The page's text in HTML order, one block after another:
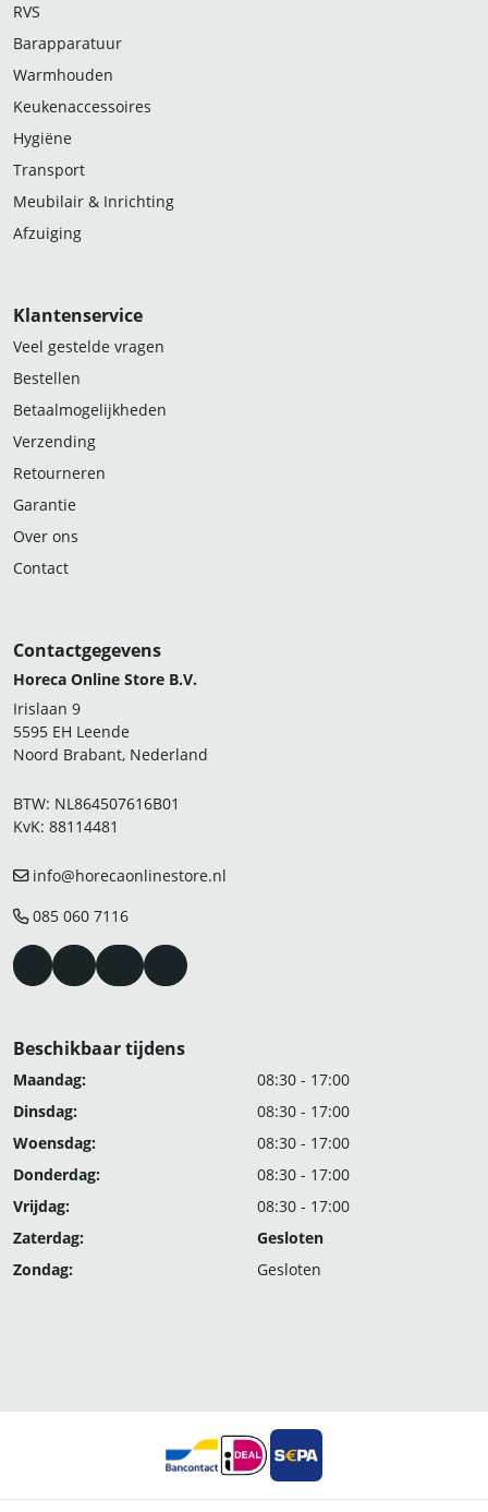
RVS
Barapparatuur
Warmhouden
Keukenaccessoires
Hygiëne
Transport
Meubilair & Inrichting
Afzuiging
Klantenservice
Veel gestelde vragen
Bestellen
Betaalmogelijkheden
Verzending
Retourneren
Garantie
Over ons
Contact
Contactgegevens
Horeca Online Store B.V.
Irislaan 9
5595 EH Leende
Noord Brabant, Nederland
BTW: NL864507616B01
KvK: 88114481
info@horecaonlinestore.nl
085 060 7116
Beschikbaar tijdens
Maandag:
08:30 - 17:00
Dinsdag:
08:30 - 17:00
Woensdag:
08:30 - 17:00
Donderdag:
08:30 - 17:00
Vrijdag:
08:30 - 17:00
Zaterdag:
Gesloten
Zondag:
Gesloten